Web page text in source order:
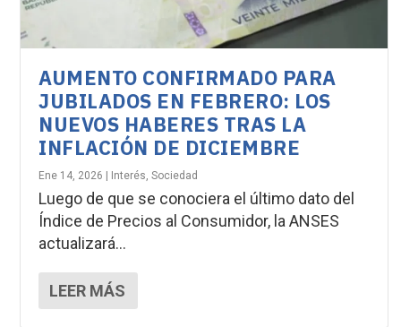
AUMENTO CONFIRMADO PARA
JUBILADOS EN FEBRERO: LOS
NUEVOS HABERES TRAS LA
INFLACIÓN DE DICIEMBRE
Ene 14, 2026 Interés,Sociedad
Luego de que se conociera el último dato del
Índice de Precios al Consumidor, la ANSES
actualizará...
LEER MÁS